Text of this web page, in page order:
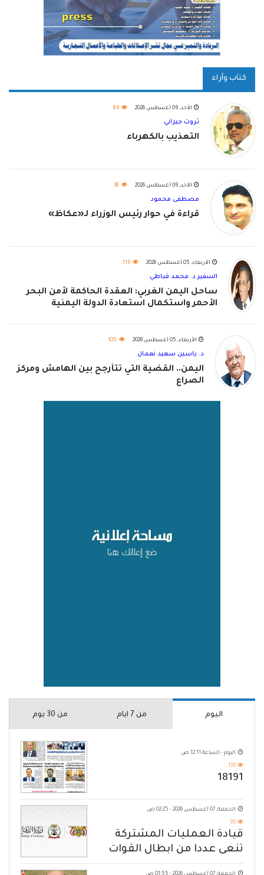
كتاب وآراء
الأحد, 09 أغسطس 2026 89
ثروت جيزاني
التعذيب بالكهرباء
الأحد, 09 أغسطس 2026 38
مصطفى محمود
قراءة في حوار رئيس الوزراء لـ«عكاظ»
الأربعاء, 05 أغسطس 2026 119
السفير د. محمد قباطي
ساحل اليمن الغربي: العقدة الحاكمة لأمن البحر
الأحمر واستكمال استعادة الدولة اليمنية
الأربعاء, 05 أغسطس 2026 105
د. ياسين سعيد نعمان
اليمن.. القضية التي تتأرجح بين الهامش ومركز
الصراع
اليوم من 7 ايام من 30 يوم
اليوم - الساعة 12:11 ص
135
18191
الجمعة, 07 أغسطس 2026 - 02:25 ص
95
قيادة العمليات المشتركة
تنعى عددا من ابطال القوات
المسلحة